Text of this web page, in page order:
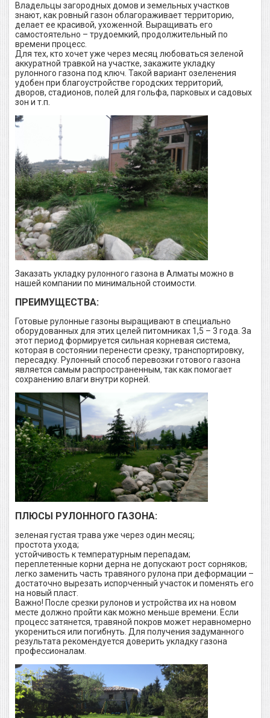
Владельцы загородных домов и земельных участков
знают, как ровный газон облагораживает территорию,
делает ее красивой, ухоженной. Выращивать его
самостоятельно – трудоемкий, продолжительный по
времени процесс.
Для тех, кто хочет уже через месяц любоваться зеленой
аккуратной травкой на участке, закажите укладку
рулонного газона под ключ. Такой вариант озеленения
удобен при благоустройстве городских территорий,
дворов, стадионов, полей для гольфа, парковых и садовых
зон и т.п.
Заказать укладку рулонного газона в Алматы можно в
нашей компании по минимальной стоимости.
ПРЕИМУЩЕСТВА:
Готовые рулонные газоны выращивают в специально
оборудованных для этих целей питомниках 1,5 – 3 года. За
этот период формируется сильная корневая система,
которая в состоянии перенести срезку, транспортировку,
пересадку. Рулонный способ перевозки готового газона
является самым распространенным, так как помогает
сохранению влаги внутри корней.
ПЛЮСЫ РУЛОННОГО ГАЗОНА:
зеленая густая трава уже через один месяц;
простота ухода;
устойчивость к температурным перепадам;
переплетенные корни дерна не допускают рост сорняков;
легко заменить часть травяного рулона при деформации –
достаточно вырезать испорченный участок и поменять его
на новый пласт.
Важно! После срезки рулонов и устройства их на новом
месте должно пройти как можно меньше времени. Если
процесс затянется, травяной покров может неравномерно
укорениться или погибнуть. Для получения задуманного
результата рекомендуется доверить укладку газона
профессионалам.